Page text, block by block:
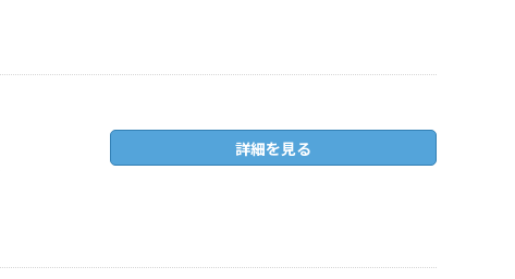
詳細を見る